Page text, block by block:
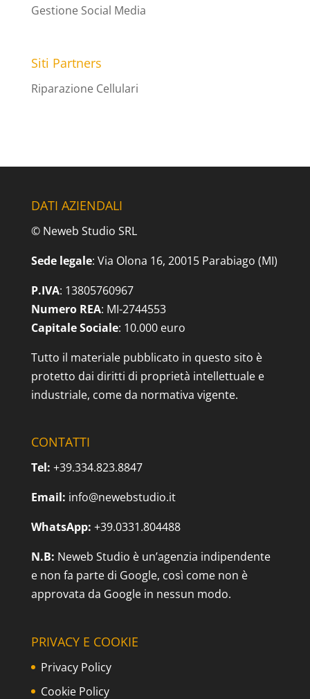
Gestione Social Media
Siti Partners
Riparazione Cellulari
DATI AZIENDALI
© Neweb Studio SRL
Sede legale: Via Olona 16, 20015 Parabiago (MI)
P.IVA: 13805760967
Numero REA: MI-2744553
Capitale Sociale: 10.000 euro
Tutto il materiale pubblicato in questo sito è
protetto dai diritti di proprietà intellettuale e
industriale, come da normativa vigente.
CONTATTI
Tel: +39.334.823.8847
Email: info@newebstudio.it
WhatsApp: +39.0331.804488
N.B: Neweb Studio è un’agenzia indipendente
e non fa parte di Google, così come non è
approvata da Google in nessun modo.
PRIVACY E COOKIE
Privacy Policy
Cookie Policy